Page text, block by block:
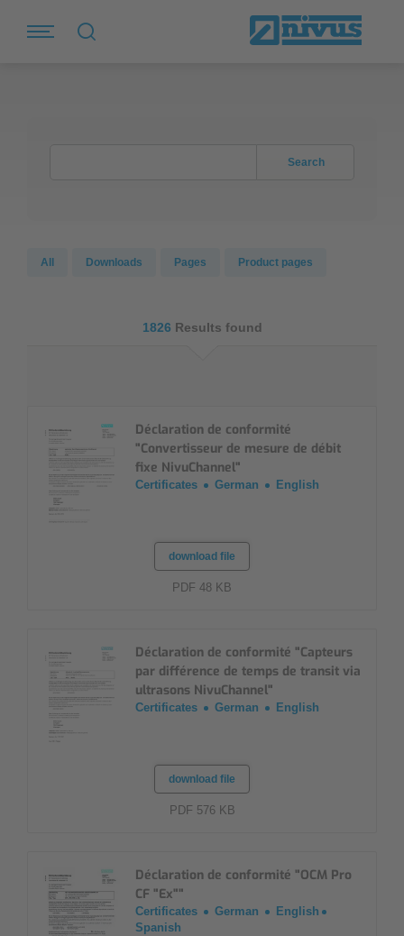
Search
All Downloads Pages Product pages
1826 Results found
Déclaration de conformité
"Convertisseur de mesure de débit
fixe NivuChannel"
Certificates German English
download file
PDF 48 KB
Déclaration de conformité "Capteurs
par différence de temps de transit via
ultrasons NivuChannel"
Certificates German English
download file
PDF 576 KB
Déclaration de conformité "OCM Pro
CF "Ex""
Certificates German
English
Spanish